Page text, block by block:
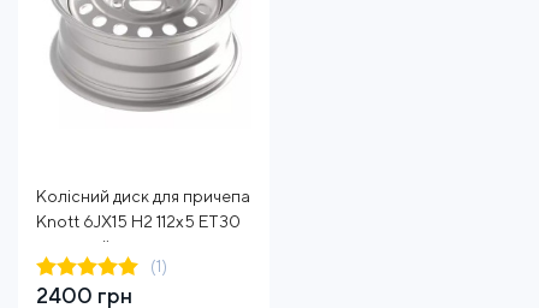
Колісний диск для причепа
Knott 6JX15 H2 112x5 ЕТ30
сталевий
(1)
2400 грн